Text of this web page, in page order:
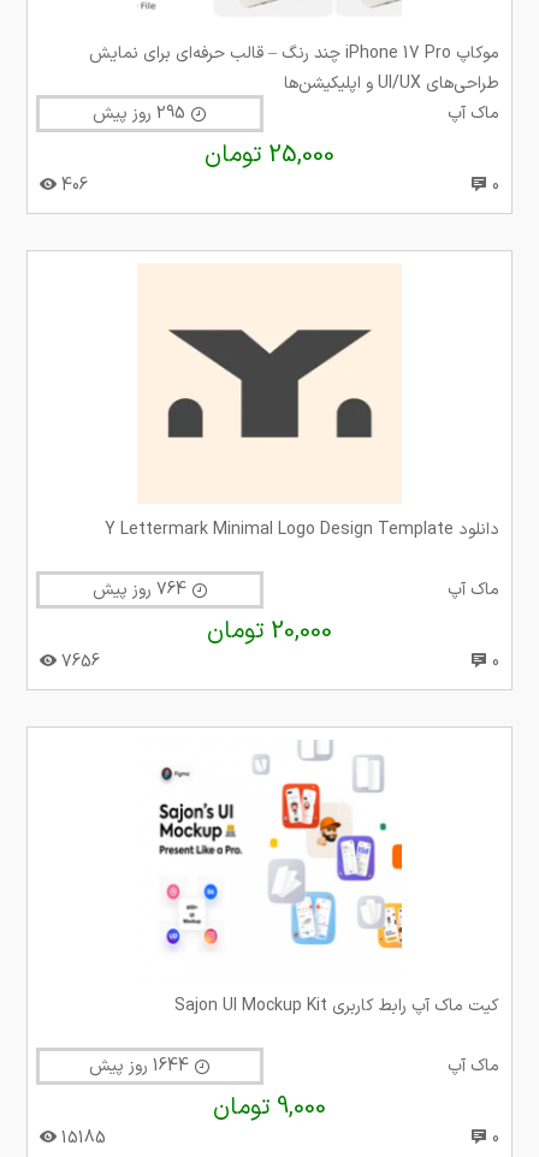
موکاپ iPhone 17 Pro چند رنگ – قالب حرفه‌ای برای نمایش
طراحی‌های UI/UX و اپلیکیشن‌ها
ماک آپ
25,000 تومان
0
406
دانلود Y Lettermark Minimal Logo Design Template
ماک آپ 764 روز پیش
20,000 تومان
0
7656
کیت ماک آپ رابط کاربری Sajon UI Mockup Kit
ماک آپ
9,000 تومان
0
15185